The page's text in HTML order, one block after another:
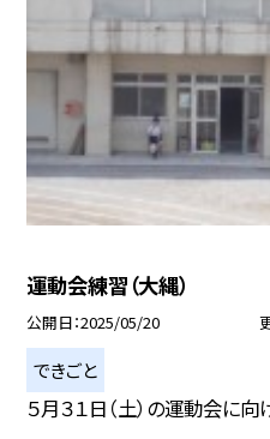
運動会練習（大縄）
公開日 2025/05/20
できごと
５月３１日（土）の運動会に向